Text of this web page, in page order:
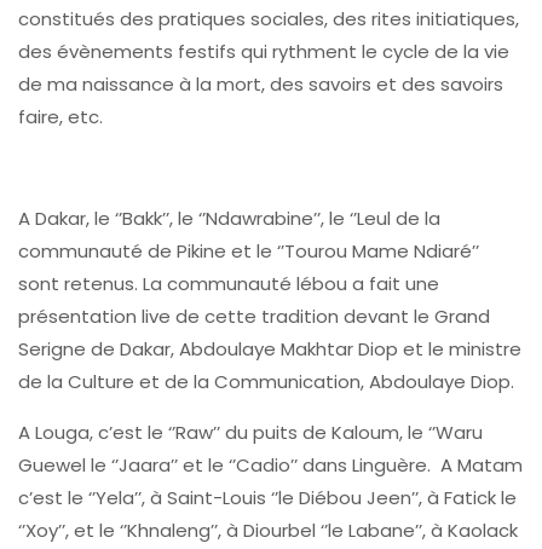
constitués des pratiques sociales, des rites initiatiques,
des évènements festifs qui rythment le cycle de la vie
de ma naissance à la mort, des savoirs et des savoirs
faire, etc.
A Dakar, le ‘’Bakk’’, le ‘’Ndawrabine’’, le ‘’Leul de la
communauté de Pikine et le ‘’Tourou Mame Ndiaré’’
sont retenus. La communauté lébou a fait une
présentation live de cette tradition devant le Grand
Serigne de Dakar, Abdoulaye Makhtar Diop et le ministre
de la Culture et de la Communication, Abdoulaye Diop.
A Louga, c’est le ‘’Raw’’ du puits de Kaloum, le ‘’Waru
Guewel le ‘’Jaara’’ et le ‘’Cadio’’ dans Linguère. A Matam
c’est le ‘’Yela’’, à Saint-Louis ‘’le Diébou Jeen’’, à Fatick le
‘’Xoy’’, et le ‘’Khnaleng’’, à Diourbel ‘’le Labane’’, à Kaolack